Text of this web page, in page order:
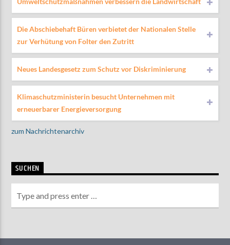
Die Abschiebehaft Büren verbietet der Nationalen Stelle
zur Verhütung von Folter den Zutritt
Neues Landesgesetz zum Schutz vor Diskriminierung
Klimaschutzministerin besucht Unternehmen mit
erneuerbarer Energieversorgung
zum Nachrichtenarchiv
SUCHEN